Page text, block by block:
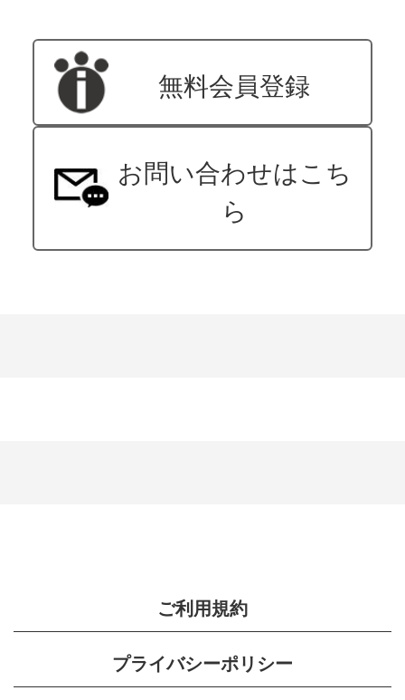
無料会員登録
お問い合わせはこち
ら
ご利用規約
プライバシーポリシー